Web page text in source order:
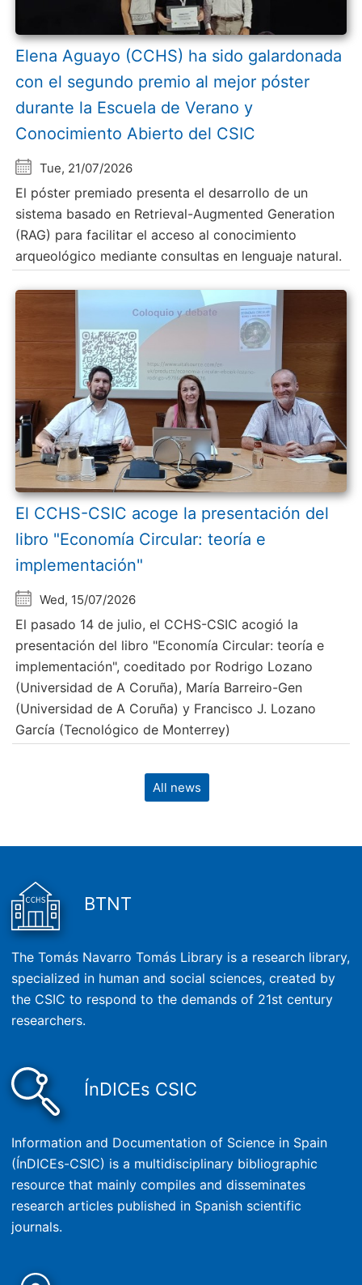
Elena Aguayo (CCHS) ha sido galardonada
con el segundo premio al mejor póster
durante la Escuela de Verano y
Conocimiento Abierto del CSIC
Tue, 21/07/2026
El póster premiado presenta el desarrollo de un
sistema basado en Retrieval-Augmented Generation
(RAG) para facilitar el acceso al conocimiento
arqueológico mediante consultas en lenguaje natural.
El CCHS-CSIC acoge la presentación del
libro "Economía Circular: teoría e
implementación"
Wed, 15/07/2026
El pasado 14 de julio, el CCHS-CSIC acogió la
presentación del libro "Economía Circular: teoría e
implementación", coeditado por Rodrigo Lozano
(Universidad de A Coruña), María Barreiro-Gen
(Universidad de A Coruña) y Francisco J. Lozano
García (Tecnológico de Monterrey)
All news
BTNT
The Tomás Navarro Tomás Library is a research library,
specialized in human and social sciences, created by
the CSIC to respond to the demands of 21st century
researchers.
ÍnDICEs CSIC
Information and Documentation of Science in Spain
(ÍnDICEs-CSIC) is a multidisciplinary bibliographic
resource that mainly compiles and disseminates
research articles published in Spanish scientific
journals.